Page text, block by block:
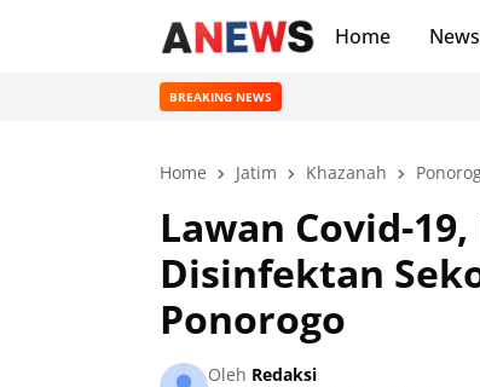
Home News
BREAKING NEWS
Home Jatim Khazanah
Lawan Covid-
Disinfektan
Ponorogo
Oleh Redaksi